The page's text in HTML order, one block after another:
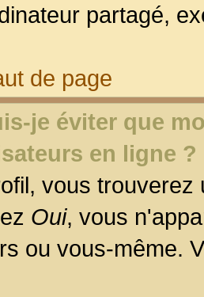
partagé,
de page
je éviter que
en ligne ?
vous
Oui, vous
ou vous-même.